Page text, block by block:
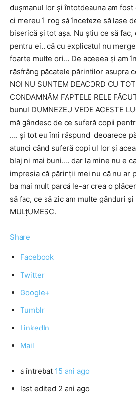
dușmanul lor și întotdeauna am
ci mereu îi rog să înceteze să lase
biserică și tot așa. Nu știu ce să fac,
pentru ei.. că cu explicatul nu
foarte multe ori… De aceeea și am
răsfrâng păcatele părinților asupra
NOI NU SUNTEM DEACORD CU
CONDAMNĂM FAPTELE RELE
bunul DUMNEZEU VEDE ACESTE
mă gândesc de ce suferă copii
…. și tot eu îmi răspund: deoarece
atunci când suferă copilul lor și
blajini mai buni…. dar la mine nu e
impresia că părinții mei nu că nu ar
ba mai mult parcă le-ar crea o
să fac, ce să zic am multe gânduri
MULțUMESC.
Share
Facebook
Twitter
Google+
Tumblr
LinkedIn
Mail
a întrebat 15 ani ago
last edited 2 ani ago